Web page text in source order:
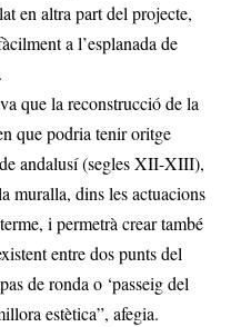
en altra part del projecte,
a l’esplanada de
que la reconstrucció de la
que podria tenir oritge
andalusí (segles XII-XIII),
muralla, dins les actuacions
i permetrà crear també
entre dos punts del
de ronda o ‘passeig del
estètica”, afegia.